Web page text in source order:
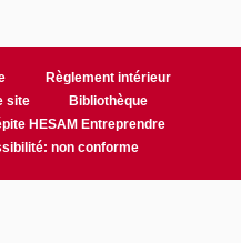
Règlement intérieur
site
Bibliothèque
HESAM Entreprendre
non conforme